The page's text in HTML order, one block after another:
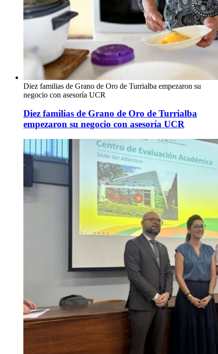
Diez familias de Grano de Oro de Turrialba empezaron su
negocio con asesoría UCR
Diez familias de Grano de Oro de Turrialba
empezaron su negocio con asesoría UCR